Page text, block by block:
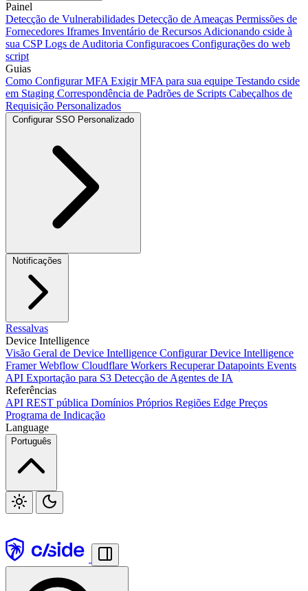
Adicionando nosso script
ViteIntegração CLIUsando Salesforce LightningFramerWebflow
Configuração do Modo de EscaneamentoAdicionar cside com IA
Automatizações de Crawler
Painel
Detecção de Vulnerabilidades Detecção de Ameaças Permissões de
Fornecedores Iframes Inventário de Recursos Adicionando cside à
sua CSPLogs de Auditoria Configuracoes Configurações do web
script
Guias
Como Configurar MFA Exigir MFA para sua equipe Testando cside
em Staging Correspondência de Padrões de Scripts Cabeçalhos de
Requisição Personalizados
Configurar SSO Personalizado
Okta SSODuo SSO
Notificações
Webhooks
Pacote JavaScript
S3JiraLinear
Ressalvas
Device Intelligence
Visão Geral de Device Intelligence Configurar Device Intelligence
FramerWebflow Cloudflare Workers Recuperar Datapoints Events
API Exportação para S3 Detecção de Agentes de IA
Referências
API REST pública Domínios Próprios Regiões Edge Preços
Programa de Indicação
Language
Português